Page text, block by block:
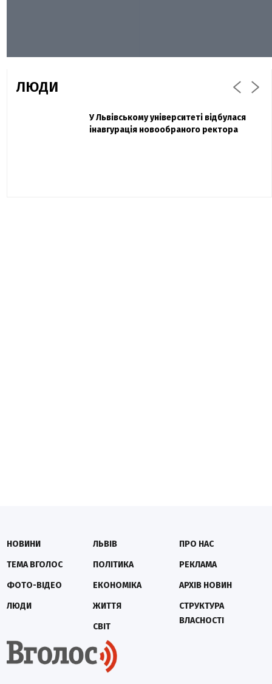
ЛЮДИ
Павло Дак
Захисник "Азовсталі" Діанов вдруге
одружився та показав фото з весілля
У Львівському університеті відбулася
інавгурація новообраного ректора
НОВИНИ
ТЕМА ВГОЛОС
ФОТО-ВІДЕО
ЛЮДИ
ЛЬВІВ
ПОЛІТИКА
ЕКОНОМІКА
ЖИТТЯ
СВІТ
ПРО НАС
РЕКЛАМА
АРХІВ НОВИН
СТРУКТУРА
ВЛАСНОСТІ